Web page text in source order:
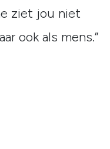
ziet jou niet
ook als mens.”